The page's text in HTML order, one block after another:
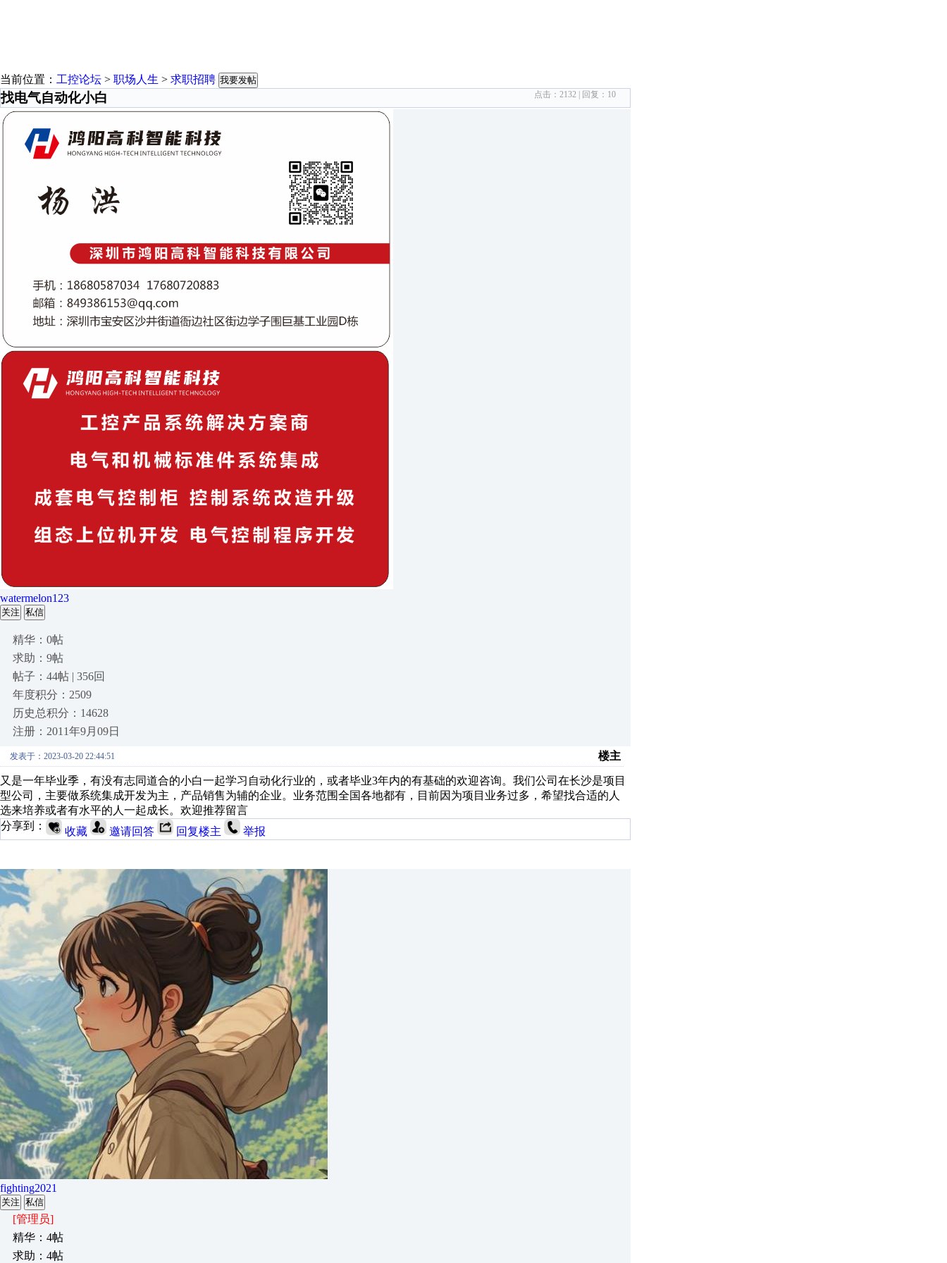
当前位置： 工控论坛 > 职场人生 > 求职招聘 我要发帖
找电气自动化小白 点击： 2132 | 回复： 10
watermelon123
关注 私信
精华：0帖
求助：9帖
帖子：44帖 | 356回
年度积分：2509
历史总积分：14628
注册：2011年9月09日
发表于：2023-03-20 22:44:51 楼主
又是一年毕业季，有没有志同道合的小白一起学习自动化行业的，或者毕业3年内的有基础的欢迎咨询。我们公司在长沙是项目
型公司，主要做系统集成开发为主，产品销售为辅的企业。业务范围全国各地都有，目前因为项目业务过多，希望找合适的人
选来培养或者有水平的人一起成长。欢迎推荐留言
分享到：
收藏 邀请回答 回复楼主 举报
fighting2021
关注 私信
[管理员]
精华：4帖
求助：4帖